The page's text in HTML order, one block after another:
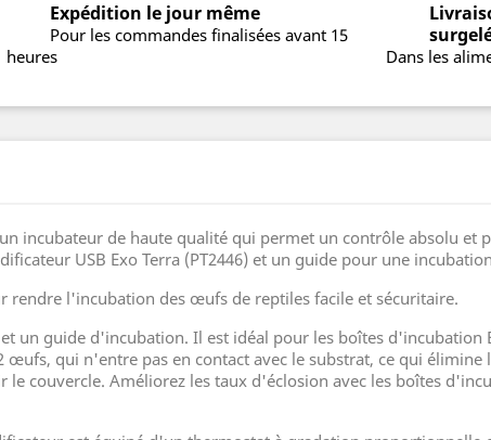
Expédition le jour même
Pour les commandes finalisées avant 15
heures
Dans les
incubateur de haute qualité qui permet un contrôle absolu et
USB Exo Terra (PT2446) et un guide pour une
rendre l'incubation des œufs de reptiles facile et sécuritaire.
un guide d'incubation. Il est idéal pour les boîtes d'incubation
qui n'entre pas en contact avec le substrat, ce qui
couvercle. Améliorez les taux d'éclosion avec les boîtes